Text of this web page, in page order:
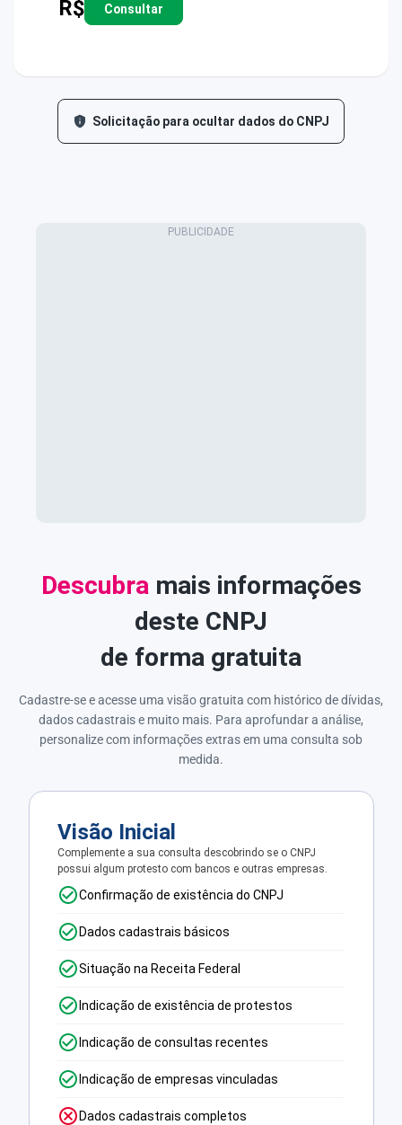
R$ Consultar
Solicitação para ocultar dados do CNPJ
Descubra mais informações
deste CNPJ
de forma gratuita
Cadastre-se e acesse uma visão gratuita com histórico de dívidas,
dados cadastrais e muito mais. Para aprofundar a análise,
personalize com informações extras em uma consulta sob
medida.
Visão Inicial
Complemente a sua consulta descobrindo se o CNPJ
possui algum protesto com bancos e outras empresas.
Confirmação de existência do CNPJ
Dados cadastrais básicos
Situação na Receita Federal
Indicação de existência de protestos
Indicação de consultas recentes
Indicação de empresas vinculadas
Dados cadastrais completos